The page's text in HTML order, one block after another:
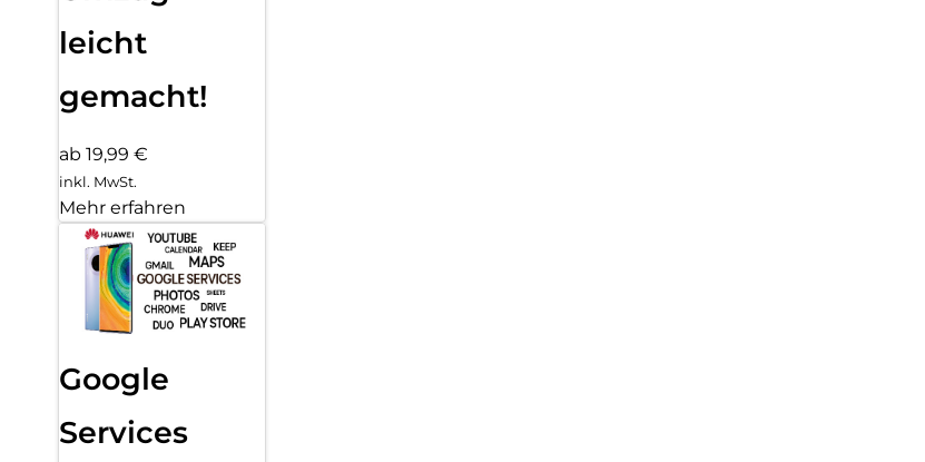
leicht
gemacht!
ab 19,99 €
inkl. MwSt.
Mehr erfahren
Google
Services